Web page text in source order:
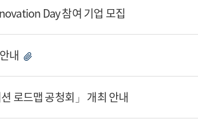
Day 참여 기업 모집
내
로드맵 공청회」 개최 안내